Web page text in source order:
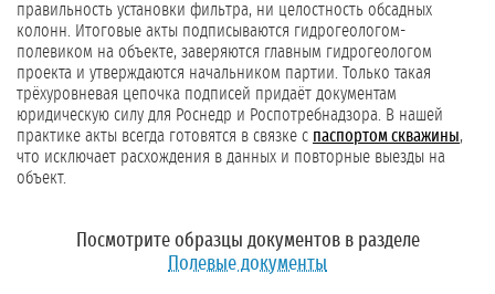
правильность установки фильтра, ни целостность обсадных
колонн. Итоговые акты подписываются гидрогеологом-
полевиком на объекте, заверяются главным гидрогеологом
проекта и утверждаются начальником партии. Только такая
трёхуровневая цепочка подписей придаёт документам
юридическую силу для Роснедр и Роспотребнадзора. В нашей
практике акты всегда готовятся в связке с паспортом скважины,
что исключает расхождения в данных и повторные выезды на
объект.
Посмотрите образцы документов в разделе
Полевые документы